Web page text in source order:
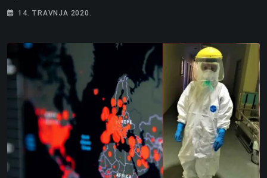
14. TRAVNJA 2020.